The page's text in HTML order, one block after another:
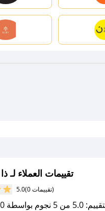
تقييمات العملاء لـ
5.0 (0 تقييمات)
0 مستخدمين